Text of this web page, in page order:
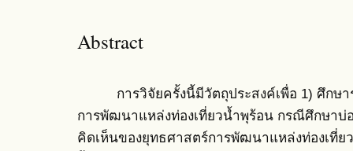
Abstract
การวิจัยครั้งนี้มีวัตถุประสงค์เพื่อ 1) ศึกษา
การพัฒนาแหล่งท่องเที่ยวน้ำพุร้อน กรณีศึกษาบ่
คิดเห็นของยุทธศาสตร์การพัฒนาแหล่งท่องเที่